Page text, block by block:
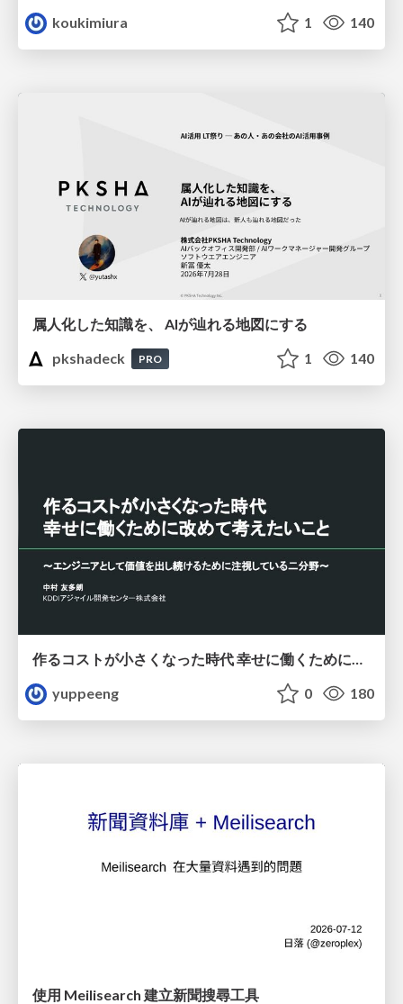
koukimiura 1 140
属人化した知識を、 AIが辿れる地図にする
pkshadeck
PRO 1 140
作るコストが小さくなった時代 幸せに働くために改めて考えたいこと 〜エンジニアとして価値を出し続けるために注視している二分野〜
yuppeeng
0 180
使用 Meilisearch 建立新聞搜尋工具